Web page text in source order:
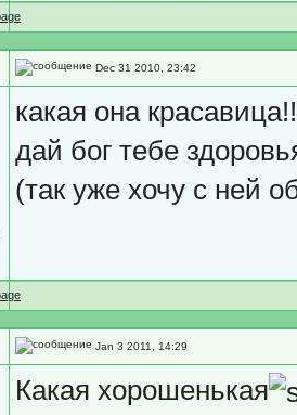
Dec 31 2010, 23:42
какая она
дай бог тебе
(так уже хочу с ней
Jan 3 2011, 14:29
Какая хорошенькая